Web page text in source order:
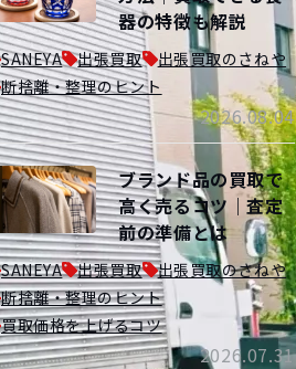
器の特徴も解説
SANEYA 出張買取
出張買取のさねや
断捨離・整理のヒント
2026.08.04
ブランド品の買取で
高く売るコツ｜査定
前の準備とは
SANEYA 出張買取
出張買取のさねや
断捨離・整理のヒント
買取価格を上げるコツ
2026.07.31